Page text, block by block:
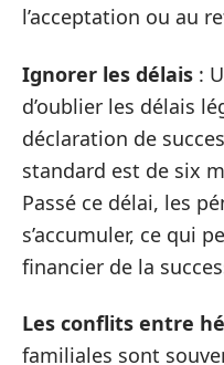
l’acceptation ou au
Ignorer les délais :
d’oublier les délais
déclaration de
standard est de six
Passé ce délai, les
s’accumuler, ce qui
financier de la
Les conflits entre
familiales sont